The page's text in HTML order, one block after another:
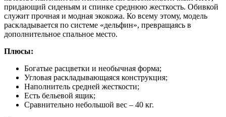
придающий сиденьям и спинке среднюю жесткость. Обивкой
служит прочная и модная экокожа. Ко всему этому, модель
раскладывается по системе «дельфин», превращаясь в
дополнительное спальное место.
Плюсы:
Богатые расцветки и необычная форма;
Угловая раскладывающаяся конструкция;
Наполнитель средней жесткости;
Есть бельевой ящик;
Сравнительно небольшой вес – 40 кг.